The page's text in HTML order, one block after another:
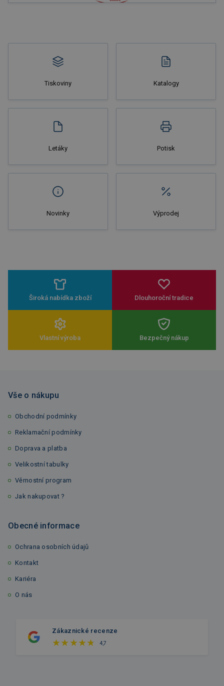
Tiskoviny Katalogy
Letáky Potisk
Novinky Výprodej
Široká nabídka zboží Dlouhoroční tradice
Vlastní výroba Bezpečný nákup
Vše o nákupu
Obchodní podmínky
Reklamační podmínky
Doprava a platba
Velikostní tabulky
Věrnostní program
Jak nakupovat ?
Obecné informace
Ochrana osobních údajů
Kontakt
Kariéra
O nás
Zákaznické recenze
4,7